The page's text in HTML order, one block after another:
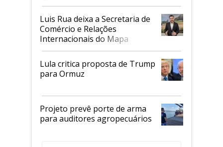
Luis Rua deixa a Secretaria de
Comércio e Relações
Internacionais do Mapa
Lula critica proposta de Trump
para Ormuz
Projeto prevê porte de arma
para auditores agropecuários